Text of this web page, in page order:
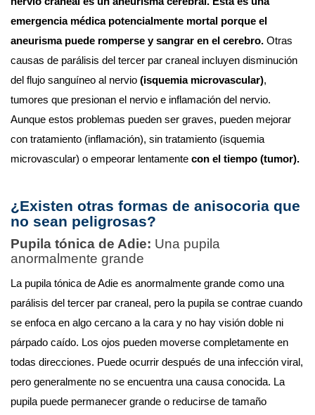
emergencia médica potencialmente mortal porque el
aneurisma puede romperse y sangrar en el cerebro. Otras
causas de parálisis del tercer par craneal incluyen disminución
del flujo sanguíneo al nervio (isquemia microvascular),
tumores que presionan el nervio e inflamación del nervio.
Aunque estos problemas pueden ser graves, pueden mejorar
con tratamiento (inflamación), sin tratamiento (isquemia
microvascular) o empeorar lentamente con el tiempo (tumor).
¿Existen otras formas de anisocoria que
no sean peligrosas?
Pupila tónica de Adie: Una pupila
anormalmente grande
La pupila tónica de Adie es anormalmente grande como una
parálisis del tercer par craneal, pero la pupila se contrae cuando
se enfoca en algo cercano a la cara y no hay visión doble ni
párpado caído. Los ojos pueden moverse completamente en
todas direcciones. Puede ocurrir después de una infección viral,
pero generalmente no se encuentra una causa conocida. La
pupila puede permanecer grande o reducirse de tamaño